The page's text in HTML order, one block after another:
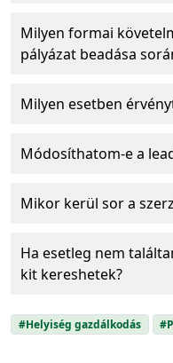
Milyen formai
pályázat beadása
Milyen esetben
Módosíthatom-e a
Mikor kerül sor a
Ha esetleg nem
kit kereshetek?
#Helyiség gazdálkodás